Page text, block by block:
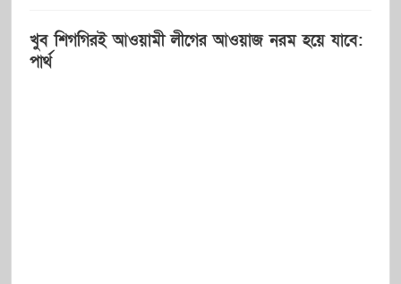
খুব শিগগিরই আওয়ামী লীগের আওয়াজ নরম হয়ে যাবে:
পার্থ